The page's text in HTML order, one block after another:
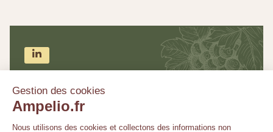
Pour suivre nos annonces de domaines, nos
actualités, nos conseils et nos articles dédiés aux